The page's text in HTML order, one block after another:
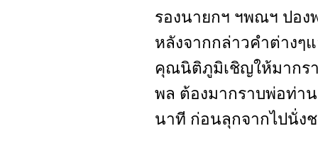
รองนายกฯ ฯพณฯ ปอง
หลังจากกล่าวคำต่างๆ
คุณนิติภูมิเชิญให้มากร
พล ต้องมากราบพ่อท่า
นาที ก่อนลุกจากไปนั่ง